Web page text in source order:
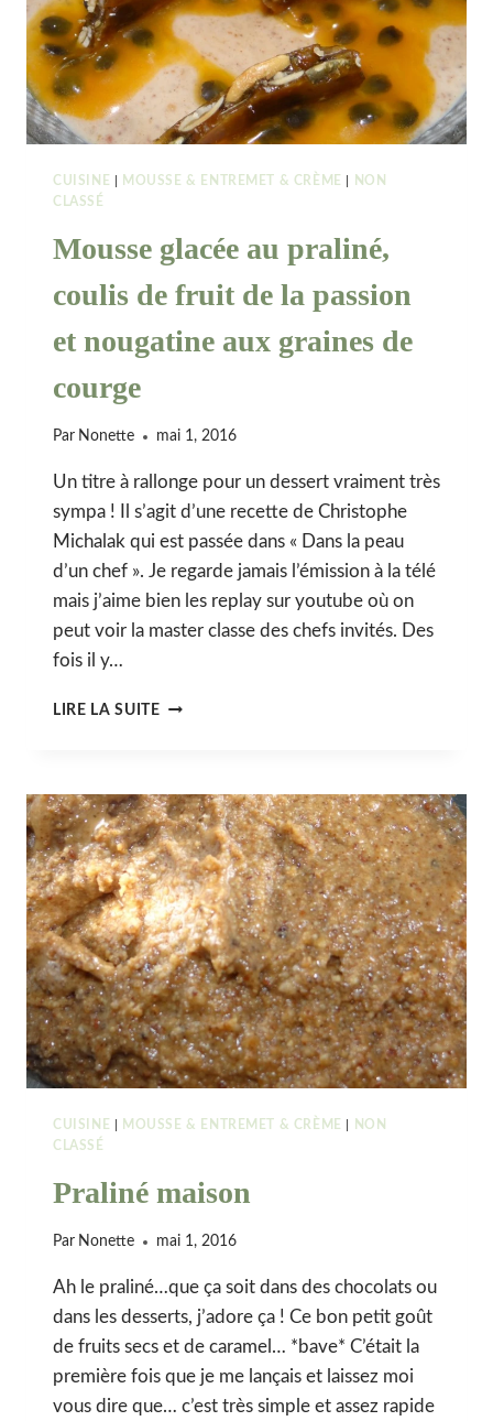
CUISINE MOUSSE & ENTREMET & CRÈME
NON
CLASSÉ
Mousse glacée au praliné,
coulis de fruit de la passion
et nougatine aux graines de
courge
Par Nonette mai 1, 2016
Un titre à rallonge pour un dessert vraiment très
sympa ! Il s’agit d’une recette de Christophe
Michalak qui est passée dans « Dans la peau
d’un chef ». Je regarde jamais l’émission à la télé
mais j’aime bien les replay sur youtube où on
peut voir la master classe des chefs invités. Des
fois il y…
LIRE LA SUITEMOUSSE
COULIS
DE
FRUIT
DE
LA
PASSION
ET
NOUGATINE
AUX
GRAINES
DE
COURGE
CUISINE MOUSSE & ENTREMET & CRÈME
NON
CLASSÉ
Praliné maison
Par Nonette mai 1, 2016
Ah le praliné…que ça soit dans des chocolats ou
dans les desserts, j’adore ça ! Ce bon petit goût
de fruits secs et de caramel… *bave* C’était la
première fois que je me lançais et laissez moi
vous dire que… c’est très simple et assez rapide